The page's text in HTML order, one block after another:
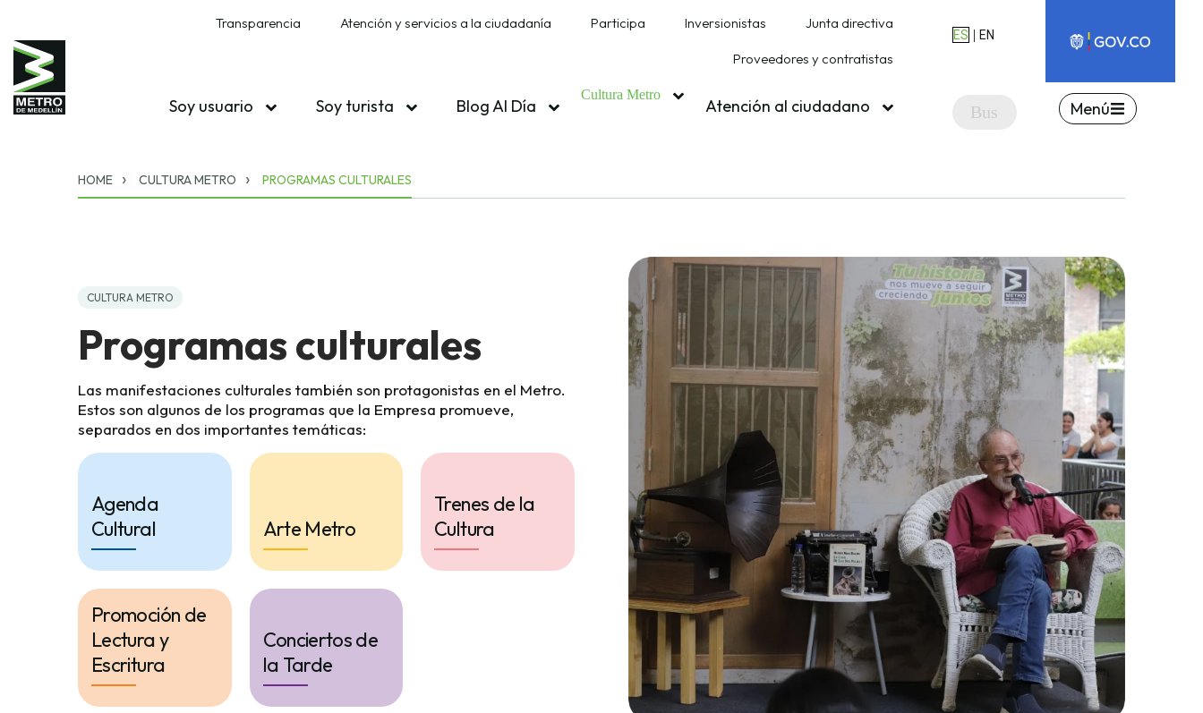
Transparencia Atención y servicios a la ciudadanía Participa Inversionistas Junta directiva
Proveedores y contratistas
ES | EN
Soy usuario Soy turista Blog Al Día
Cultura Metro
Atención al ciudadano Menú
HOME CULTURA METRO PROGRAMAS CULTURALES
CULTURA METRO
Programas culturales
Las manifestaciones culturales también son protagonistas en el Metro.
Estos son algunos de los programas que la Empresa promueve,
separados en dos importantes temáticas:
Agenda
Cultural
Arte Metro
Trenes de la
Cultura
Promoción de
Lectura y
Escritura
Conciertos de
la Tarde